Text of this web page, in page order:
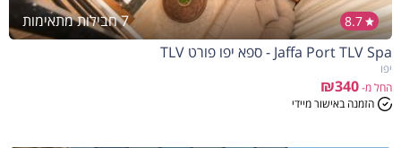
8.7
7 חבילות מתאימות
Jaffa Port TLV Spa - ספא יפו פורט TLV
יפו
החל מ-₪340
הזמנה באישור מיידי